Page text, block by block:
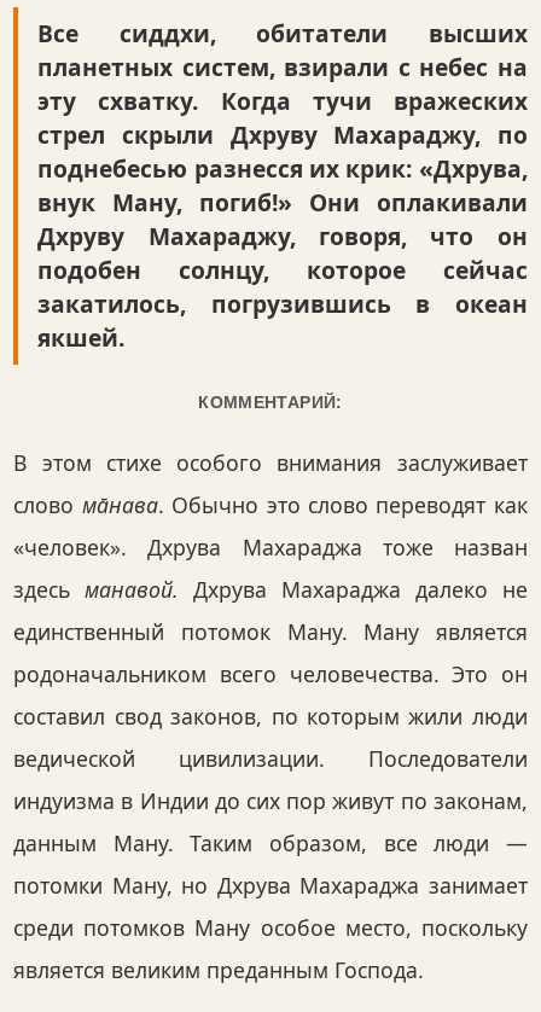
Все сиддхи, обитатели высших
планетных систем, взирали с небес на
эту схватку. Когда тучи вражеских
стрел скрыли Дхруву Махараджу, по
поднебесью разнесся их крик: «Дхрува,
внук Ману, погиб!» Они оплакивали
Дхруву Махараджу, говоря, что он
подобен солнцу, которое сейчас
закатилось, погрузившись в океан
якшей.
КОММЕНТАРИЙ:
В этом стихе особого внимания заслуживает
слово ма̄нава. Обычно это слово переводят как
«человек». Дхрува Махараджа тоже назван
здесьманавой. Дхрува Махараджа далеко не
единственный потомок Ману. Ману является
родоначальником всего человечества. Это он
составил свод законов, по которым жили люди
ведической цивилизации. Последователи
индуизма в Индии до сих пор живут по законам,
данным Ману. Таким образом, все люди —
потомки Ману, но Дхрува Махараджа занимает
среди потомков Ману особое место, поскольку
является великим преданным Господа.